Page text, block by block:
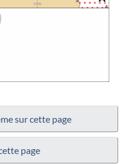
sur cette page
page